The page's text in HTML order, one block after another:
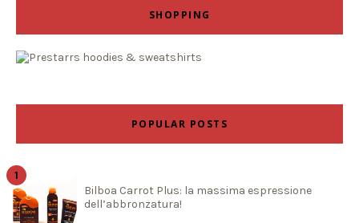
SHOPPING
POPULAR POSTS
Bilboa Carrot Plus: la massima espressione
dell’abbronzatura!